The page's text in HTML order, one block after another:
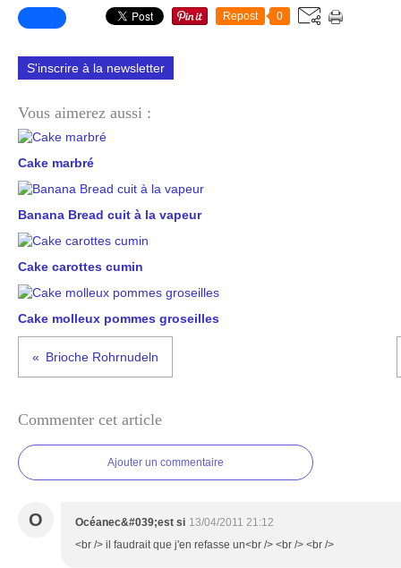
Repost 0
S'inscrire à la newsletter
Vous aimerez aussi :
Cake marbré
Banana Bread cuit à la vapeur
Cake carottes cumin
Cake molleux pommes groseilles
Brioche Rohrnudeln
Commenter cet article
Ajouter un commentaire
O Océanec&#039;est si 13/04/2011 21:12
<br /> il faudrait que j'en refasse un<br /> <br /> <br />